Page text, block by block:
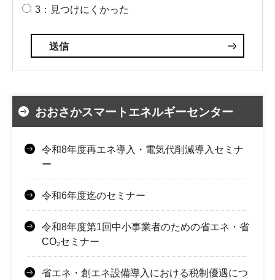
3：見つけにくかった
おおさかスマートエネルギーセンター
令和8年度再エネ導入・電気代削減導入セミナ
ー
令和6年度迄のセミナー
令和8年度第1回中小事業者のための省エネ・省
CO₂セミナー
省エネ・創エネ設備導入における税制優遇につ